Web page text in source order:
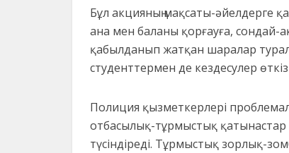
Бұл акцияның мақсаты-әйелдерге
ана мен баланы қорғауға, сондай-
қабылданып жатқан шаралар
студенттермен де кездесулер
Полиция қызметкерлері
отбасылық-тұрмыстық қатынастар
түсіндіреді. Тұрмыстық зорлық-